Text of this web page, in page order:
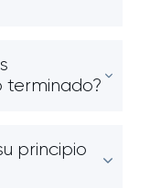
terminado?
principio